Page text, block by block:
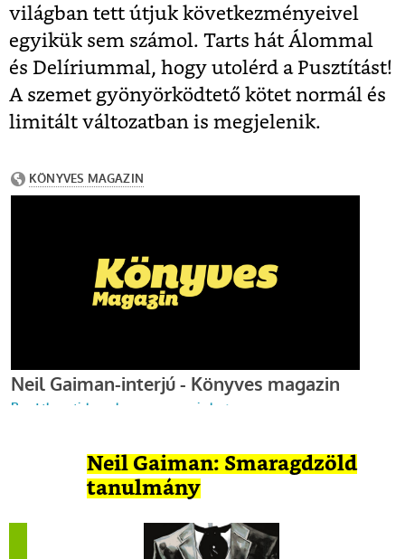
világban tett útjuk következményeivel
egyikük sem számol. Tarts hát Álommal
és Delíriummal, hogy utolérd a Pusztítást!
A szemet gyönyörködtető kötet normál és
limitált változatban is megjelenik.
Neil Gaiman: Smaragdzöld
tanulmány